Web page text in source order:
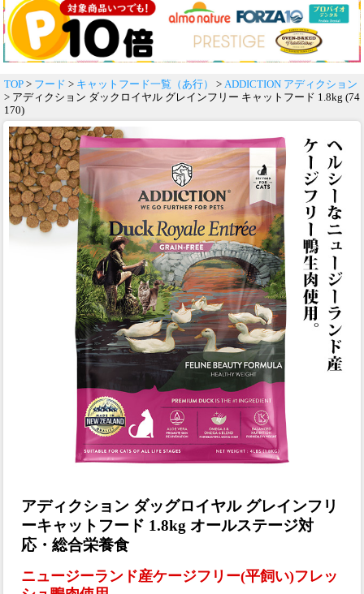
TOP > フード > キャットフード一覧（あ行） > ADDICTION アディクション
> アディクション ダックロイヤル グレインフリー キャットフード 1.8kg (74
170)
アディクション ダッグロイヤル グレインフリ
ーキャットフード 1.8kg オールステージ対
応・総合栄養食
ニュージーランド産ケージフリー(平飼い)フレッ